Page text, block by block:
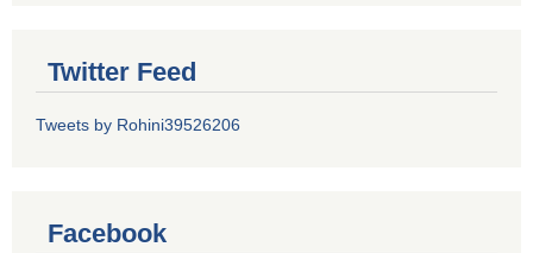
Twitter Feed
Tweets by Rohini39526206
Facebook